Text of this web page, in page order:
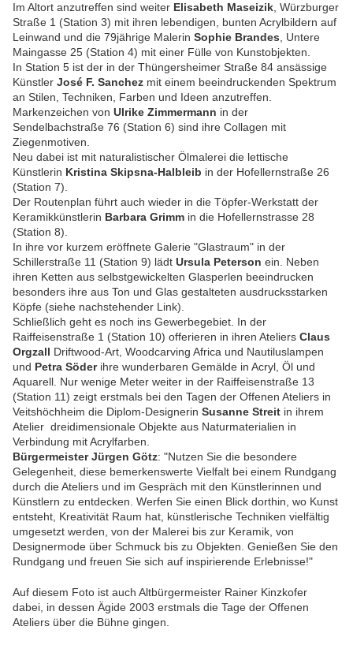
Im Altort anzutreffen sind weiter Elisabeth Maseizik , Würzburger
Straße 1 (Station 3) mit ihren lebendigen, bunten Acrylbildern auf
Leinwand und die 79jährige Malerin Sophie Brandes , Untere
Maingasse 25 (Station 4) mit einer Fülle von Kunstobjekten.
In Station 5 ist der in der Thüngersheimer Straße 84 ansässige
Künstler José F. Sanchez mit einem beeindruckenden Spektrum
an Stilen, Techniken, Farben und Ideen anzutreffen.
Markenzeichen von Ulrike Zimmermann in der
Sendelbachstraße 76 (Station 6) sind ihre Collagen mit
Ziegenmotiven.
Neu dabei ist mit naturalistischer Ölmalerei die lettische
Künstlerin Kristina Skipsna-Halbleib in der Hofellernstraße 26
(Station 7).
Der Routenplan führt auch wieder in die Töpfer-Werkstatt der
Keramikkünstlerin Barbara Grimm in die Hofellernstrasse 28
(Station 8).
In ihre vor kurzem eröffnete Galerie "Glastraum" in der
Schillerstraße 11 (Station 9) lädt Ursula Peterson ein. Neben
ihren Ketten aus selbstgewickelten Glasperlen beeindrucken
besonders ihre aus Ton und Glas gestalteten ausdrucksstarken
Köpfe (siehe nachstehender Link).
Schließlich geht es noch ins Gewerbegebiet. In der
Raiffeisenstraße 1 (Station 10) offerieren in ihren Ateliers Claus
Orgzall Driftwood-Art, Woodcarving Africa und Nautiluslampen
und Petra Söder ihre wunderbaren Gemälde in Acryl, Öl und
Aquarell. Nur wenige Meter weiter in der Raiffeisenstraße 13
(Station 11) zeigt erstmals bei den Tagen der Offenen Ateliers in
Veitshöchheim die Diplom-Designerin Susanne Streit in ihrem
Atelier dreidimensionale Objekte aus Naturmaterialien in
Verbindung mit Acrylfarben.
Bürgermeister Jürgen Götz: "Nutzen Sie die besondere
Gelegenheit, diese bemerkenswerte Vielfalt bei einem Rundgang
durch die Ateliers und im Gespräch mit den Künstlerinnen und
Künstlern zu entdecken. Werfen Sie einen Blick dorthin, wo Kunst
entsteht, Kreativität Raum hat, künstlerische Techniken vielfältig
umgesetzt werden, von der Malerei bis zur Keramik, von
Designermode über Schmuck bis zu Objekten. Genießen Sie den
Rundgang und freuen Sie sich auf inspirierende Erlebnisse!"
Auf diesem Foto ist auch Altbürgermeister Rainer Kinzkofer
dabei, in dessen Ägide 2003 erstmals die Tage der Offenen
Ateliers über die Bühne gingen.